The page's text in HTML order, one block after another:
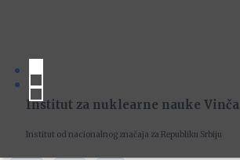
Institut za nuklearne nauke Vinča
Institut od nacionalnog značaja za Republiku Srbiju